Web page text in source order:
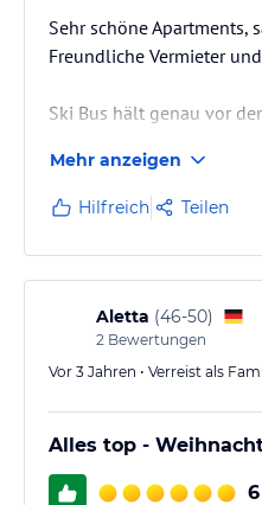
Sehr schöne Apartments,
Freundliche Vermieter
Ski Bus hält genau vor
Mehr anzeigen
Hilfreich Teilen
Aletta (46-50)
2 Bewertungen
Vor 3 Jahren • Verreist als
Alles top -
6